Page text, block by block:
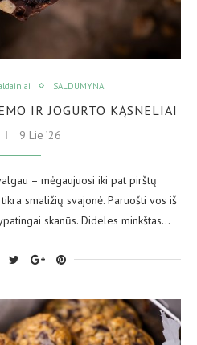
SALDUMYNAI
IR JOGURTO KĄSNELIAI
9 Lie ’26
– mėgaujuosi iki pat pirštų
smaližių svajonė. Paruošti vos iš
skanūs. Dideles minkštas…